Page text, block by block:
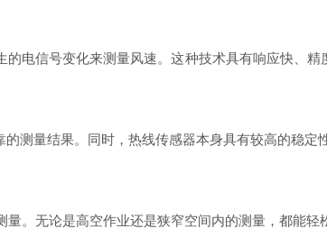
电信号变化来测量风速。这种技术具有响应快、
测量结果。同时，热线传感器本身具有较高的稳定
。无论是高空作业还是狭窄空间内的测量，都能轻